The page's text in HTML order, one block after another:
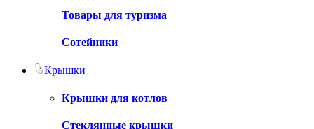
Товары для туризма
Сотейники
Крышки
Крышки для котлов
Стеклянные крышки